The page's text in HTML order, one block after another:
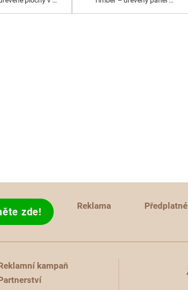
zde! Reklama Předplatné
kampaň